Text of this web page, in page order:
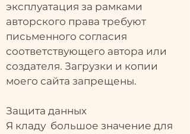
эксплуатация за рамками
авторского права требуют
письменного согласия
соответствующего автора или
создателя. Загрузки и копии
моего сайта запрещены.
Защита данных
Я кладу большое значение для